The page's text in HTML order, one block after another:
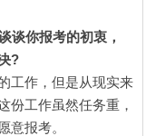
你报考的初衷，
?
作，但是从现实来
份工作虽然任务重，
意报考。